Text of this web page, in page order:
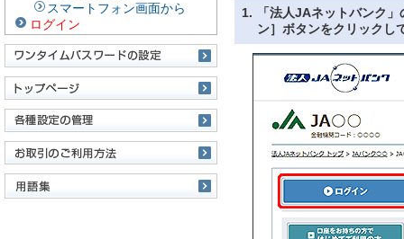
スマートフォン画面から
ログイン
1.
「法人JAネットバンク
ン］ボタンをクリックし